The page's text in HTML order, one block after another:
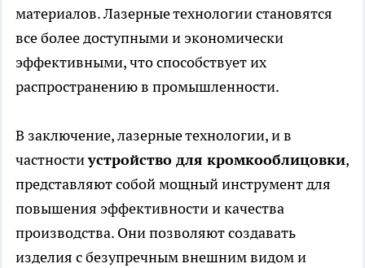
материалов. Лазерные технологии становятся
все более доступными и экономически
эффективными, что способствует их
распространению в промышленности.
В заключение, лазерные технологии, и в
частностиустройство для кромкооблицовки,
представляют собой мощный инструмент для
повышения эффективности и качества
производства. Они позволяют создавать
изделия с безупречным внешним видом и